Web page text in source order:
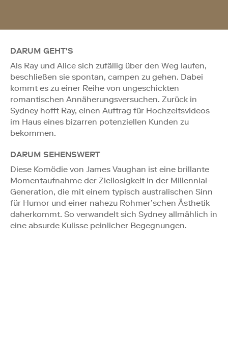
DARUM GEHT'S
Als Ray und Alice sich zufällig über den Weg laufen,
beschließen sie spontan, campen zu gehen. Dabei
kommt es zu einer Reihe von ungeschickten
romantischen Annäherungsversuchen. Zurück in
Sydney hofft Ray, einen Auftrag für Hochzeitsvideos
im Haus eines bizarren potenziellen Kunden zu
bekommen.
DARUM SEHENSWERT
Diese Komödie von James Vaughan ist eine brillante
Momentaufnahme der Ziellosigkeit in der Millennial-
Generation, die mit einem typisch australischen Sinn
für Humor und einer nahezu Rohmer’schen Ästhetik
daherkommt. So verwandelt sich Sydney allmählich in
eine absurde Kulisse peinlicher Begegnungen.